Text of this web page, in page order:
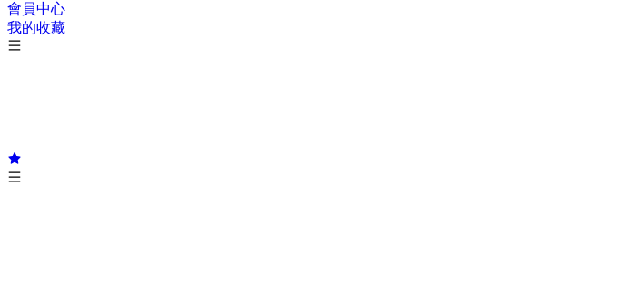
會員中心
我的收藏